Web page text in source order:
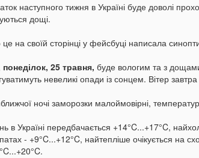
наступного тижня в Україні буде доволі
дощі.
на своїй сторінці у фейсбуці написала
понеділок, 25 травня, буде вологим та з
невеликі опади із сонцем. Вітер
ночі заморозки малоймовірні,
в Україні передбачається +14°C...+17°C,
- +9°C...+12°C, найтепліше очікується на